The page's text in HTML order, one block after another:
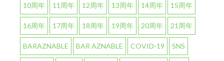
10周年 11周年 12周年 13周年 14周年 15周年
16周年 17周年 18周年 19周年 20周年 21周年
BARAZNABLE BAR AZNABLE COVID-19 SNS